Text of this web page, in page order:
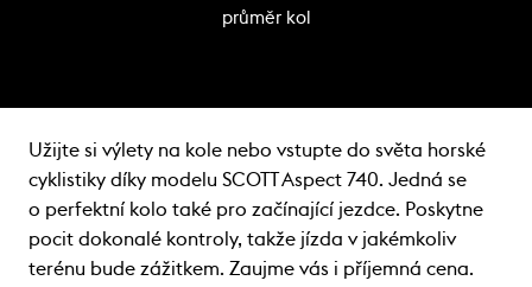
průměr kol
Užijte si výlety na kole nebo vstupte do světa horské
cyklistiky díky modelu SCOTT Aspect 740. Jedná se
o perfektní kolo také pro začínající jezdce. Poskytne
pocit dokonalé kontroly, takže jízda v jakémkoliv
terénu bude zážitkem. Zaujme vás i příjemná cena.